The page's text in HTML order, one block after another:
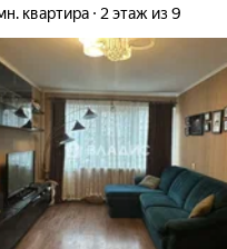
квартира 2 этаж из 9